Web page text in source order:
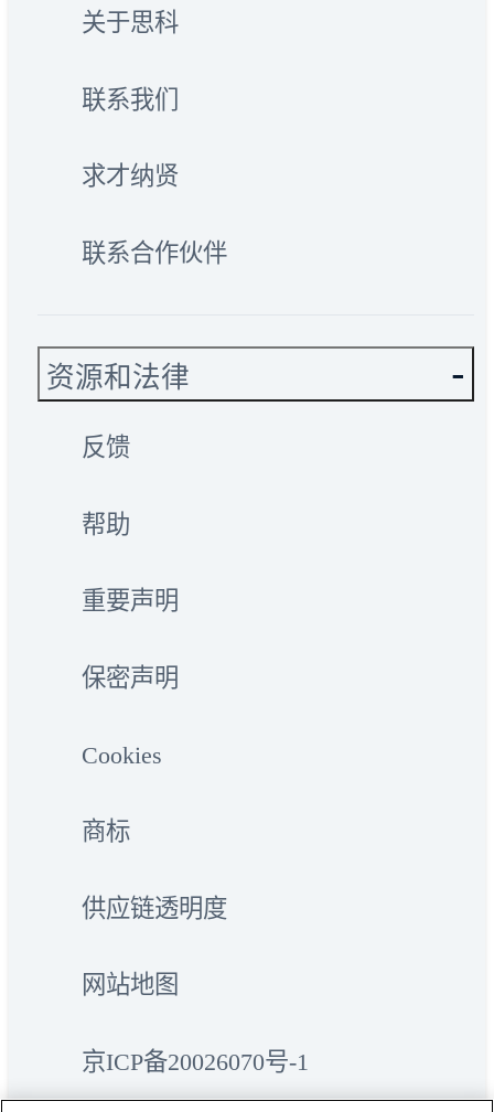
关于思科
联系我们
求才纳贤
联系合作伙伴
资源和法律
反馈
帮助
重要声明
保密声明
Cookies
商标
供应链透明度
网站地图
京ICP备20026070号-1